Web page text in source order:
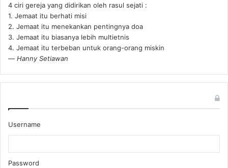
4 ciri gereja yang didirikan oleh rasul sejati :
1. Jemaat itu berhati misi
2. Jemaat itu menekankan pentingnya doa
3. Jemaat itu biasanya lebih multietnis
4. Jemaat itu terbeban untuk orang-orang miskin
— Hanny Setiawan
Username
Password